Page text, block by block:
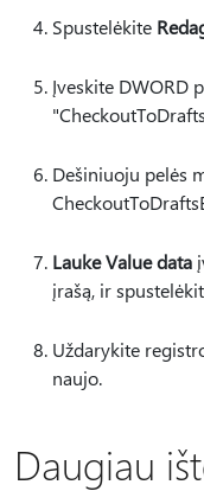
Spustelėkite
Įveskite DWORD
Dešiniuoju pelės
Lauke Value data
įrašą, ir
Uždarykite
naujo.
Daugiau